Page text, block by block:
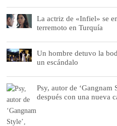
La actriz de «Infiel» se
terremoto en Turquía
Un hombre detuvo la
un escándalo
Psy, autor de ‘Gangnam
después con una nueva